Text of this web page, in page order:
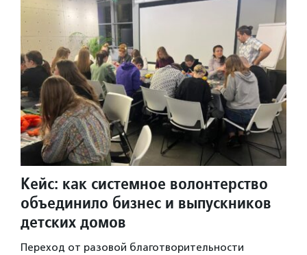
Кейс: как системное волонтерство
объединило бизнес и выпускников
детских домов
Переход от разовой благотворительности